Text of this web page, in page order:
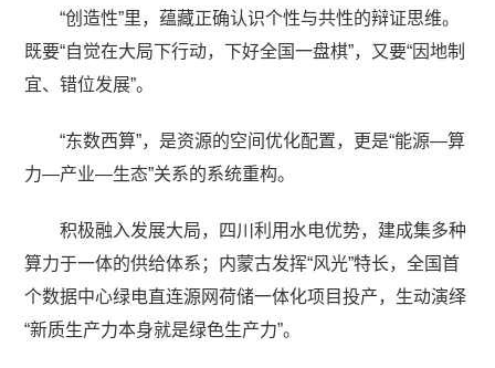
“创造性”里，蕴藏正确认识个性与共性的辩证思维。
既要“自觉在大局下行动，下好全国一盘棋”，又要“因地制
宜、错位发展”。
“东数西算”，是资源的空间优化配置，更是“能源—算
力—产业—生态”关系的系统重构。
积极融入发展大局，四川利用水电优势，建成集多种
算力于一体的供给体系；内蒙古发挥“风光”特长，全国首
个数据中心绿电直连源网荷储一体化项目投产，生动演绎
“新质生产力本身就是绿色生产力”。